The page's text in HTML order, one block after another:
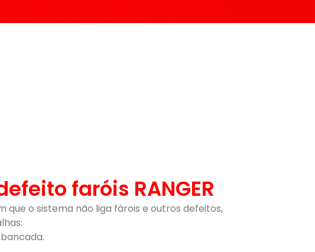
faróis RANGER
que o sistema não liga fárois e outros defeitos,